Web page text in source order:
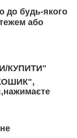
до будь-якого
або
КУПИТИ"